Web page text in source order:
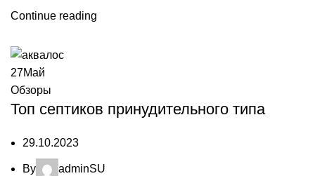
Continue reading
27Май
Обзоры
Топ септиков принудительного типа
29.10.2023
By adminSU